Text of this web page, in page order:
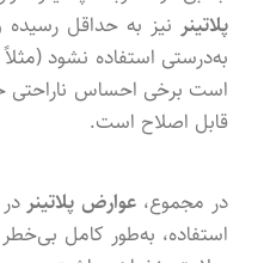
پلاتینر نیز به حداقل رسیده
به‌درستی استفاده نشود
است برخی احساس ناراحتی
قابل اصلاح است.
در مجموع، عوارض پلاتینر
استفاده، به‌طور کامل